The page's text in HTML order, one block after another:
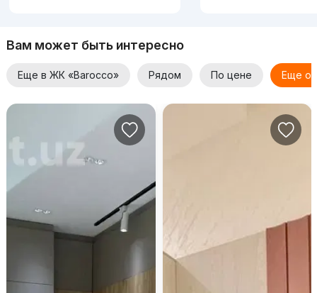
Вам может быть интересно
Еще в ЖК «Barocco» Рядом По цене Еще